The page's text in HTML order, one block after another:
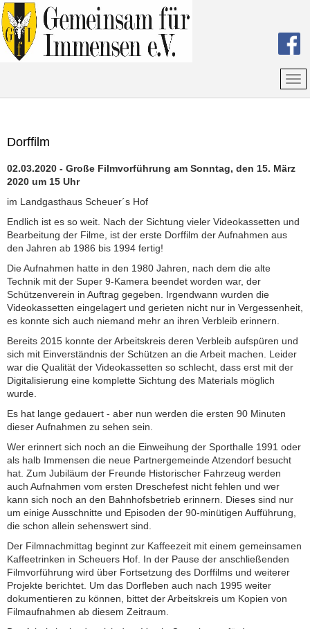
Dorffilm
02.03.2020 - Große Filmvorführung am Sonntag, den 15. März
2020 um 15 Uhr
im Landgasthaus Scheuer´s Hof
Endlich ist es so weit. Nach der Sichtung vieler Videokassetten und
Bearbeitung der Filme, ist der erste Dorffilm der Aufnahmen aus
den Jahren ab 1986 bis 1994 fertig!
Die Aufnahmen hatte in den 1980 Jahren, nach dem die alte
Technik mit der Super 9-Kamera beendet worden war, der
Schützenverein in Auftrag gegeben. Irgendwann wurden die
Videokassetten eingelagert und gerieten nicht nur in Vergessenheit,
es konnte sich auch niemand mehr an ihren Verbleib erinnern.
Bereits 2015 konnte der Arbeitskreis deren Verbleib aufspüren und
sich mit Einverständnis der Schützen an die Arbeit machen. Leider
war die Qualität der Videokassetten so schlecht, dass erst mit der
Digitalisierung eine komplette Sichtung des Materials möglich
wurde.
Es hat lange gedauert - aber nun werden die ersten 90 Minuten
dieser Aufnahmen zu sehen sein.
Wer erinnert sich noch an die Einweihung der Sporthalle 1991 oder
als halb Immensen die neue Partnergemeinde Atzendorf besucht
hat. Zum Jubiläum der Freunde Historischer Fahrzeug werden
auch Aufnahmen vom ersten Dreschefest nicht fehlen und wer
kann sich noch an den Bahnhofsbetrieb erinnern. Dieses sind nur
um einige Ausschnitte und Episoden der 90-minütigen Aufführung,
die schon allein sehenswert sind.
Der Filmnachmittag beginnt zur Kaffeezeit mit einem gemeinsamen
Kaffeetrinken in Scheuers Hof. In der Pause der anschließenden
Filmvorführung wird über Fortsetzung des Dorffilms und weiterer
Projekte berichtet. Um das Dorfleben auch nach 1995 weiter
dokumentieren zu können, bittet der Arbeitskreis um Kopien von
Filmaufnahmen ab diesem Zeitraum.